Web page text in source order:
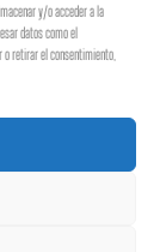
y/o acceder a la
datos como el
o retirar el consentimiento,
♡
buena